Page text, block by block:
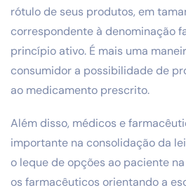
rótulo de seus produtos, em
correspondente à denominação
princípio ativo. É mais uma
consumidor a possibilidade de
ao medicamento prescrito.
Além disso, médicos e
importante na consolidação da
o leque de opções ao paciente
os farmacêuticos orientando a